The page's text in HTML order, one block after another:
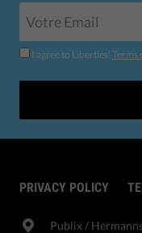
I agree to Liberties' Terms
PRIVACY POLICY
Publix​ /